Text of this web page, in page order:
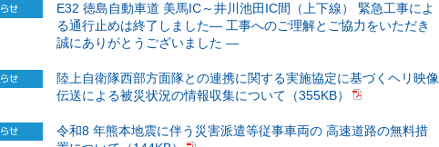
E32 徳島自動車道 美馬IC～井川池田IC間（上下線） 緊急工事によ
る通行止めは終了しました― 工事へのご理解とご協力をいただき
誠にありがとうございました ―
陸上自衛隊西部方面隊との連携に関する実施協定に基づくヘリ映像
伝送による被災状況の情報収集について（355KB）
令和8 年熊本地震に伴う災害派遣等従事車両の 高速道路の無料措